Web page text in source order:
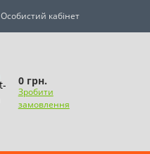
Особистий кабінет
0 грн.
Зробити
замовлення